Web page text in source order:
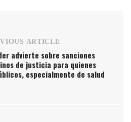
ARTICLE
advierte sobre sanciones
de justicia para quienes
especialmente de salud